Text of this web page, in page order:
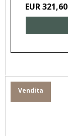
EUR 321,60
Vendita